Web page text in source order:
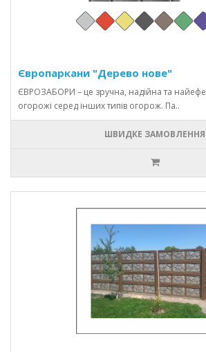
Європаркани "Дерево нове"
ЄВРОЗАБОРИ – це зручна, надійна та
огорожі серед інших типів огорож. Па..
ШВИДКЕ ЗАМОВЛЕННЯ